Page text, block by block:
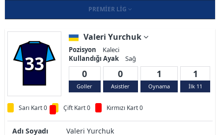
PREMIER LIG
33
Valeri Yurchuk
Pozisyon
Kaleci
Kullandığı Ayak
Sağ
0
Goller
0
Asistler
1
Oynama
1
İlk 11
Sarı Kart 0 Çift Kart 0 Kırmızı Kart 0
Adı Soyadı Valeri Yurchuk